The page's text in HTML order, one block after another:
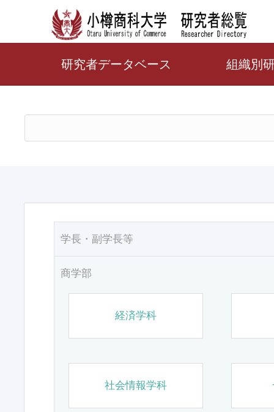
研究者データベース 組織別
学長・副学長等
商学部
経済学科
社会情報学科